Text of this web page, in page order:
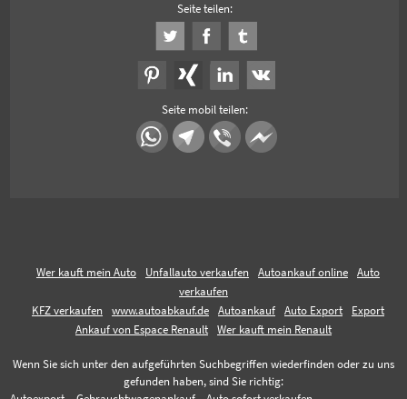
Seite teilen:
Seite mobil teilen:
Wer kauft mein Auto Unfallauto verkaufen Autoankauf online
Auto
verkaufen
KFZ verkaufen
www.autoabkauf.de Autoankauf Auto Export
Export
Ankauf von Espace Renault
Wer kauft mein Renault
Wenn Sie sich unter den aufgeführten Suchbegriffen wiederfinden oder zu uns
gefunden haben, sind Sie richtig: